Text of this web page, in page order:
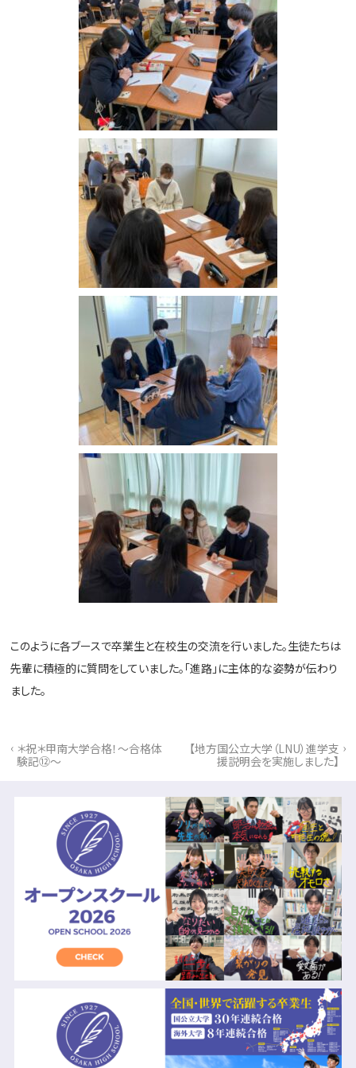
このように各ブースで卒業生と在校生の交流を行いました。生徒たちは
先輩に積極的に質問をしていました。「進路」に主体的な姿勢が伝わり
ました。
‹ ＊祝＊甲南大学合格！～合格体
験記⑫～
【地方国公立大学（LNU）進学支
援説明会を実施しました】
›